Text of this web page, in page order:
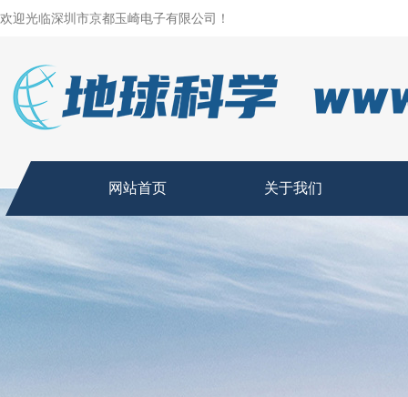
欢迎光临深圳市京都玉崎电子有限公司！
网站首页 关于我们